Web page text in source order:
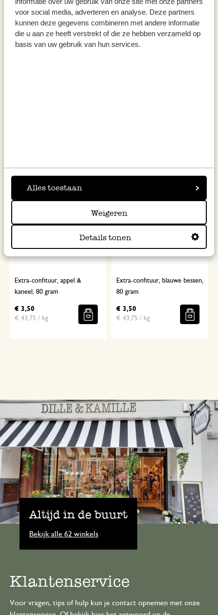
voor social media, adverteren en analyse. Deze partners
kunnen deze gegevens combineren met andere informatie
die u aan ze heeft verstrekt of die ze hebben verzameld op
basis van uw gebruik van hun services.
Alles toestaan
Weigeren
Details tonen
Extra-confituur, appel &
kaneel, 80 gram
€ 3,50
€ 43,75 / kg
Extra-confituur, blauwe bessen,
80 gram
€ 3,50
€ 43,75 / kg
Altijd in de buurt
Bekijk alle 62 winkels
Klantenservice
Voor vragen, tips of hulp kun je contact opnemen met onze